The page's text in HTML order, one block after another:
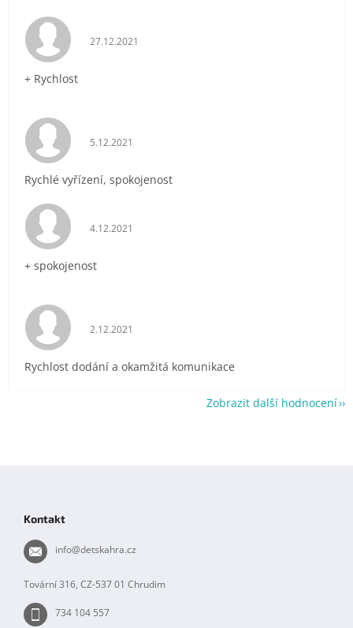
Hodnocení obchodu je 5 z 5 hvězdiček.
27.12.2021
+ Rychlost
Hodnocení obchodu je 5 z 5 hvězdiček.
5.12.2021
Rychlé vyřízení, spokojenost
Hodnocení obchodu je 5 z 5 hvězdiček.
4.12.2021
+ spokojenost
Hodnocení obchodu je 5 z 5 hvězdiček.
2.12.2021
Rychlost dodání a okamžitá komunikace
Zobrazit další hodnocení
Kontakt
info@detskahra.cz
Tovární 316, CZ-537 01 Chrudim
734 104 557